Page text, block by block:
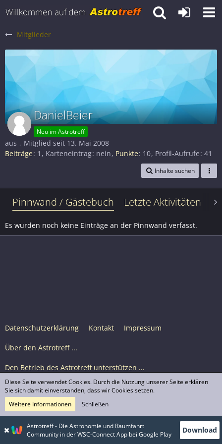
Mitglieder
DanielBeier
Neu im Astrotreff
aus
Mitglied seit 13. Mai 2008
Beiträge 1 Karteneintrag nein Punkte 10 Profil-Aufrufe 41
Inhalte suchen
Pinnwand / Gästebuch Letzte Aktivitäten
Es wurden noch keine Einträge an der Pinnwand verfasst.
Datenschutzerklärung Kontakt Impressum
Über den Astrotreff ...
Den Betrieb des Astrotreff unterstützen ...
Nutzungsbedingungen
© Astrotreff 2001-2026, lizenziert unter CC BY-SA,
sofern für einzelne Inhalte nicht anders angegeben
Astrotreff - Die Astronomie und Raumfahrt
Community in der WSC-Connect App bei Google Play
Download
Diese Seite verwendet Cookies. Durch die Nutzung unserer Seite erklären
Sie sich damit einverstanden, dass wir Cookies setzen.
Weitere Informationen
Schließen